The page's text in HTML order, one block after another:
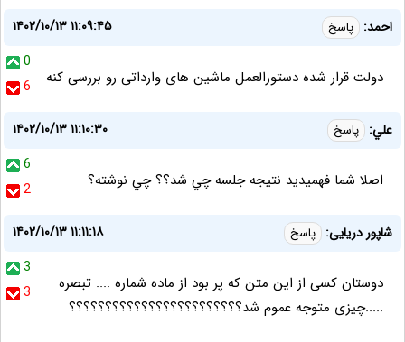
احمد: پاسخ
۱۴۰۲/۱۰/۱۳ ۱۱:۰۹:۴۵
0
6
دولت قرار شده دستورالعمل ماشین های وارداتی رو بررسی کنه
علي: پاسخ
۱۴۰۲/۱۰/۱۳ ۱۱:۱۰:۳۰
6
2
اصلا شما فهميديد نتيجه جلسه چي شد؟؟ چي نوشته؟
شاپور دریایی: پاسخ
۱۴۰۲/۱۰/۱۳ ۱۱:۱۱:۱۸
3
3
دوستان کسی از این متن که پر بود از ماده شماره .... تبصره
.....چیزی متوجه عموم شد؟؟؟؟؟؟؟؟؟؟؟؟؟؟؟؟؟؟؟؟؟؟؟؟